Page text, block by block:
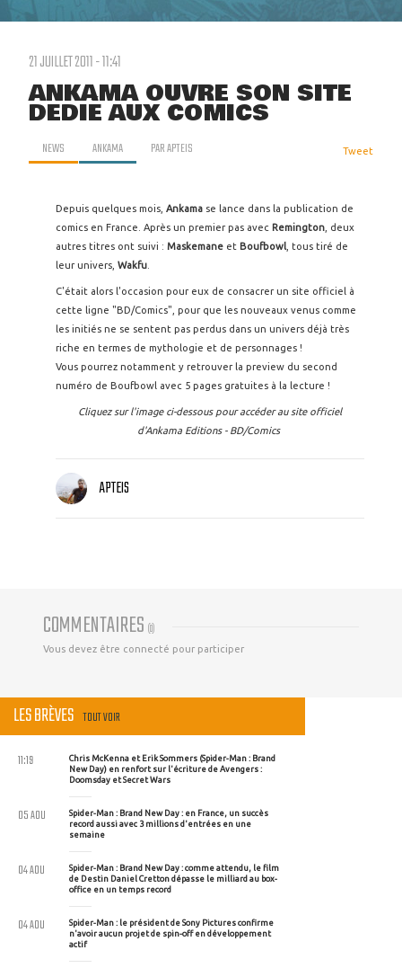
21 JUILLET 2011 - 11:41
ANKAMA OUVRE SON SITE
DEDIÉ AUX COMICS
NEWS ANKAMA PARAPTEIS Tweet
Depuis quelques mois, Ankama se lance dans la publication de
comics en France. Après un premier pas avec Remington , deux
autres titres ont suivi : Maskemane et Boufbowl , tous tiré de
leur univers, Wakfu
C'était alors l'occasion pour eux de consacrer un site officiel à
cette ligne "BD/Comics", pour que les nouveaux venus comme
les initiés ne se sentent pas perdus dans un univers déjà très
riche en termes de mythologie et de personnages !
Vous pourrez notamment y retrouver la preview du second
numéro de Boufbowl avec 5 pages gratuites à la lecture !
Cliquez sur l'image ci-dessous pour accéder au site officiel
d'Ankama Editions - BD/Comics
APTEIS
COMMENTAIRES (0)
Vous devez être connecté pour participer
LES BRÈVES TOUT VOIR
Chris McKenna et Erik Sommers (Spider-Man : Brand
New Day) en renfort sur l'écriture de Avengers :
Doomsday et Secret Wars
11:19
Spider-Man : Brand New Day : en France, un succès
record aussi avec 3 millions d'entrées en une
semaine
05 AOU
Spider-Man : Brand New Day : comme attendu, le film
de Destin Daniel Cretton dépasse le milliard au box-
office en un temps record
04 AOU
Spider-Man : le président de Sony Pictures confirme
n'avoir aucun projet de spin-off en développement
actif
04 AOU